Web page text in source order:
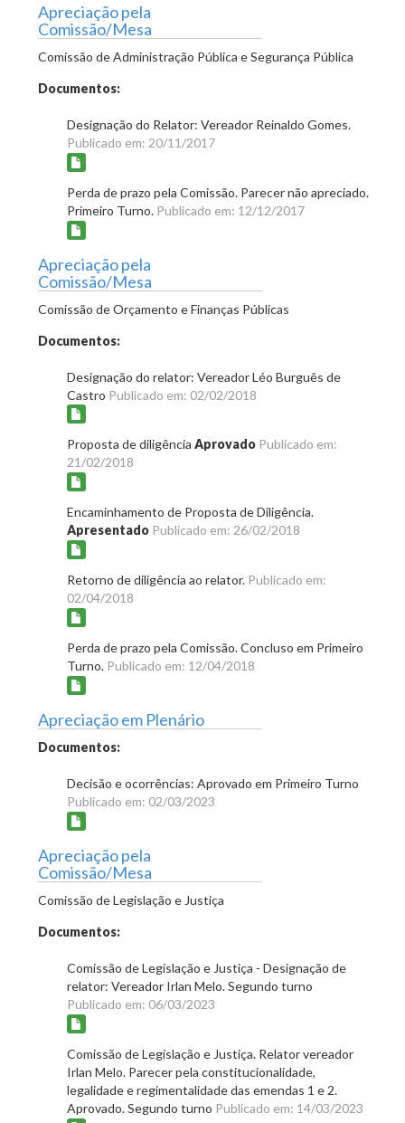
Apreciação pela
Comissão/Mesa
Comissão de Administração Pública e Segurança Pública
Documentos:
Designação do Relator: Vereador Reinaldo Gomes.
Publicado em: 20/11/2017
Perda de prazo pela Comissão. Parecer não apreciado.
Primeiro Turno. Publicado em: 12/12/2017
Apreciação pela
Comissão/Mesa
Comissão de Orçamento e Finanças Públicas
Documentos:
Designação do relator: Vereador Léo Burguês de
Castro Publicado em: 02/02/2018
Proposta de diligência Aprovado Publicado em:
21/02/2018
Encaminhamento de Proposta de Diligência.
Apresentado Publicado em: 26/02/2018
Retorno de diligência ao relator. Publicado em:
02/04/2018
Perda de prazo pela Comissão. Concluso em Primeiro
Turno. Publicado em: 12/04/2018
Apreciação em Plenário
Documentos:
Decisão e ocorrências: Aprovado em Primeiro Turno
Publicado em: 02/03/2023
Apreciação pela
Comissão/Mesa
Comissão de Legislação e Justiça
Documentos:
Comissão de Legislação e Justiça - Designação de
relator: Vereador Irlan Melo. Segundo turno
Publicado em: 06/03/2023
Comissão de Legislação e Justiça. Relator vereador
Irlan Melo. Parecer pela constitucionalidade,
legalidade e regimentalidade das emendas 1 e 2.
Aprovado. Segundo turno Publicado em: 14/03/2023